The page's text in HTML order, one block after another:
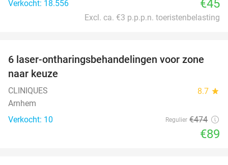
Verkocht: 18.556
€45
Excl. ca. €3 p.p.p.n. toeristenbelasting
81%
6 laser-ontharingsbehandelingen voor zone
naar keuze
CLINIQUES 8.7 star
Arnhem
Verkocht: 10
Regulier €474
€89